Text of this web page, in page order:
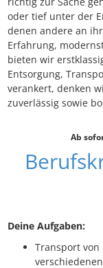
oder tief unter der
denen andere an
Erfahrung,
bieten wir
Entsorgung,
verankert, denken
zuverlässig sowie
Ab
Deine Aufgaben:
Transport